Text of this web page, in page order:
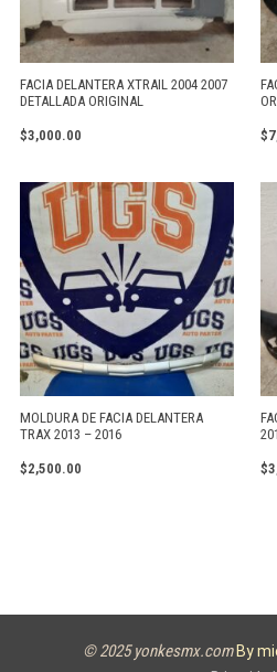
FACIA DELANTERA XTRAIL 2004 2007
DETALLADA ORIGINAL
$3,000.00 $
MOLDURA DE FACIA DELANTERA
TRAX 2013 – 2016
$2,500.00 $
© 2025 yonkesmx.com By